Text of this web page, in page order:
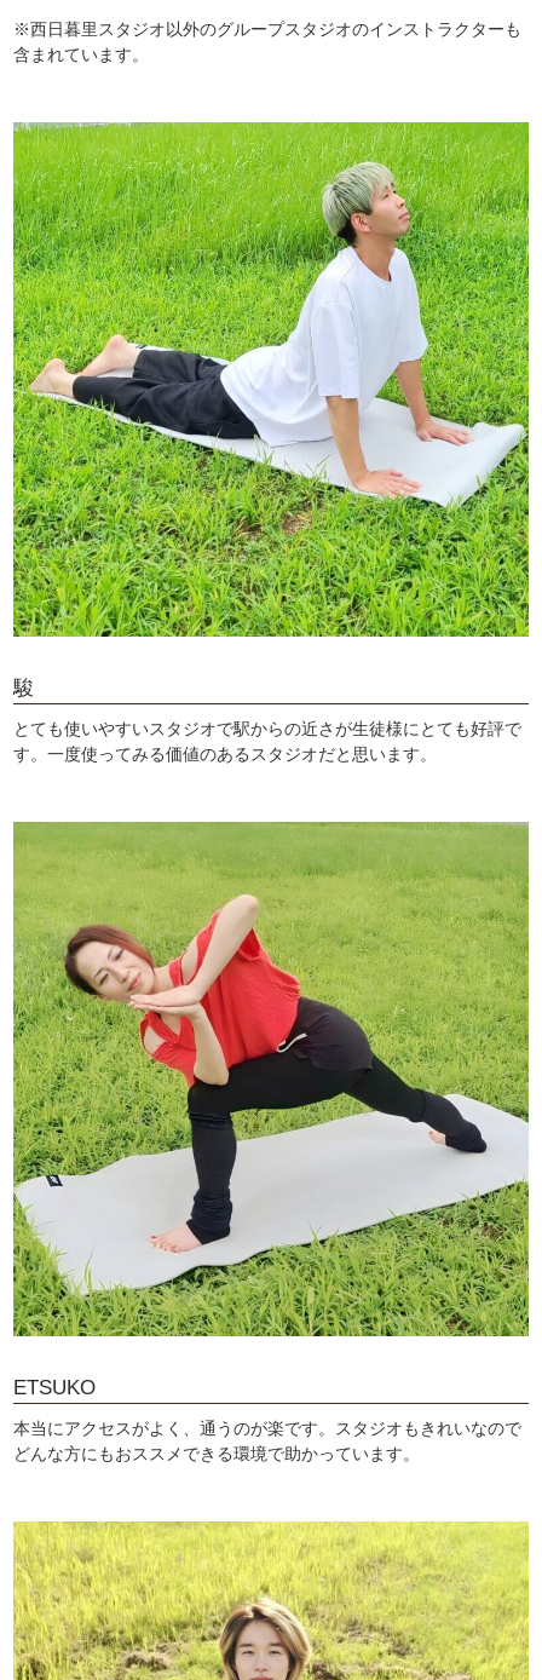
※西日暮里スタジオ以外のグループスタジオのインストラクターも
含まれています。
駿
とても使いやすいスタジオで駅からの近さが生徒様にとても好評で
す。一度使ってみる価値のあるスタジオだと思います。
ETSUKO
本当にアクセスがよく、通うのが楽です。スタジオもきれいなので
どんな方にもおススメできる環境で助かっています。